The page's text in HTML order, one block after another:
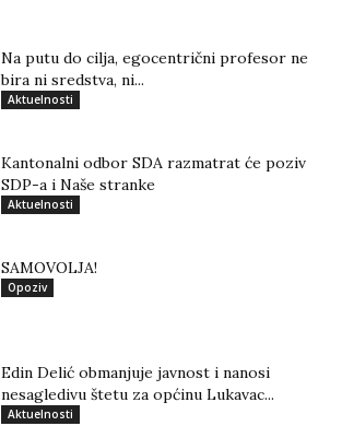
Na putu do cilja, egocentrični profesor ne
bira ni sredstva, ni...
Aktuelnosti
Kantonalni odbor SDA razmatrat će poziv
SDP-a i Naše stranke
Aktuelnosti
SAMOVOLJA!
Opoziv
Edin Delić obmanjuje javnost i nanosi
nesagledivu štetu za općinu Lukavac...
Aktuelnosti